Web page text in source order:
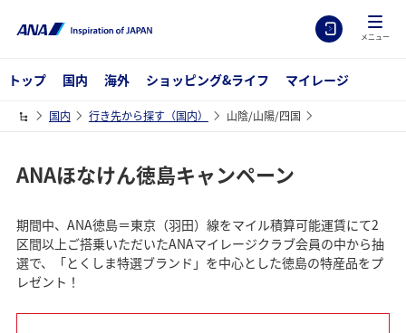
メニュー
トップ 国内 海外 ショッピング&ライフ マイレージ
国内 行き先から探す（国内） 山陰/山陽/四国
ANAほなけん徳島キャンペーン
期間中、ANA徳島＝東京（羽田）線をマイル積算可能運賃にて2
区間以上ご搭乗いただいたANAマイレージクラブ会員の中から抽
選で、「とくしま特選ブランド」を中心とした徳島の特産品をプ
レゼント！